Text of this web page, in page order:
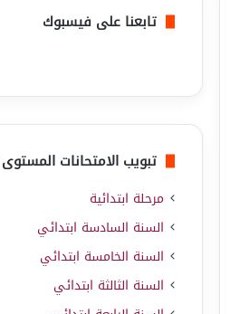
تابعنا على فيسبوك
تبويب الامتحانات
مرحلة ابتدائية
السنة السادسة ابتدائي
السنة الخامسة ابتدائي
السنة الثالثة ابتدائي